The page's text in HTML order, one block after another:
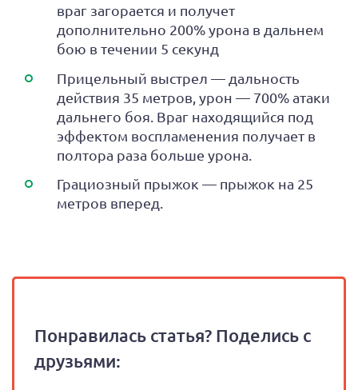
враг загорается и получет
дополнительно 200% урона в дальнем
бою в течении 5 секунд
Прицельный выстрел — дальность
действия 35 метров, урон — 700% атаки
дальнего боя. Враг находящийся под
эффектом воспламенения получает в
полтора раза больше урона.
Грациозный прыжок — прыжок на 25
метров вперед.
Понравилась статья? Поделись с
друзьями: